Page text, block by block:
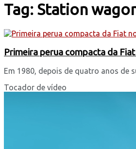
Tag: Station
Primeira perua compacta da
Em 1980, depois de quatro anos de
Tocador de vídeo